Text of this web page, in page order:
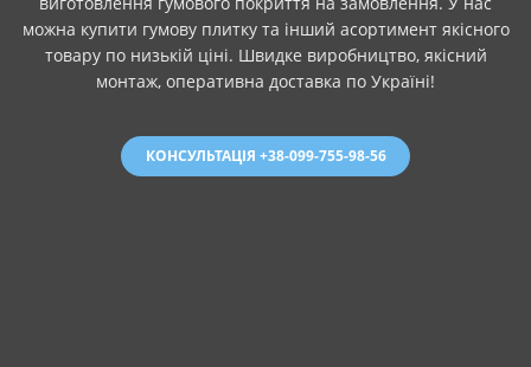
можна купити гумову плитку та інший асортимент якісного
товару по низькій ціні. Швидке виробництво, якісний
монтаж, оперативна доставка по Україні!
КОНСУЛЬТАЦІЯ +38-099-755-98-56